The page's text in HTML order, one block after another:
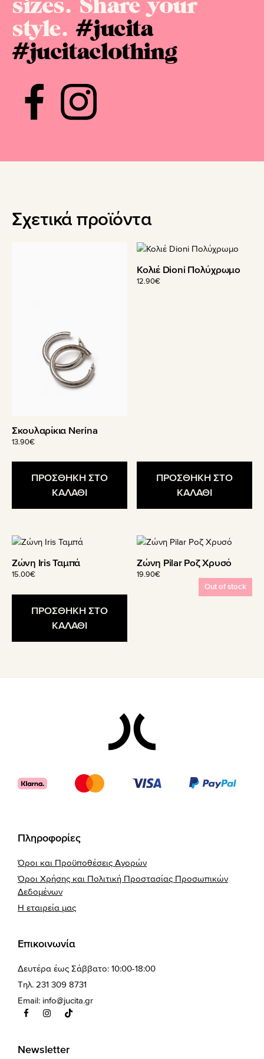
style.#jucita
#jucitaclothing
Σχετικά προϊόντα
Σκουλαρίκια Nerina
13.90€
ΠΡΟΣΘΗΚΗ ΣΤΟ
ΚΑΛΑΘΙ
Κολιέ Dioni Πολύχρωμο
12.90€
ΠΡΟΣΘΗΚΗ ΣΤΟ
ΚΑΛΑΘΙ
Ζώνη Iris Ταμπά
15.00€
ΠΡΟΣΘΗΚΗ ΣΤΟ
ΚΑΛΑΘΙ
Out of stock
Ζώνη Pilar Ροζ Χρυσό
19.90€
Πληροφορίες
Όροι και Προϋποθέσεις Αγορών
Όροι Χρήσης και Πολιτική Προστασίας Προσωπικών
Δεδομένων
Η εταιρεία μας
Επικοινωνία
Δευτέρα έως Σάββατο: 10:00-18:00
Τηλ. 231 309 8731
Email: info@jucita.gr
Newsletter